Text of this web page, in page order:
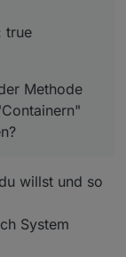
true
Methode
willst und so
System